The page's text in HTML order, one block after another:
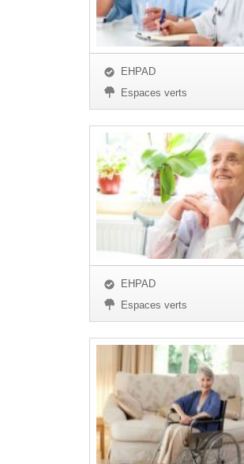
EHPAD
Espaces verts
EHPAD
Espaces verts